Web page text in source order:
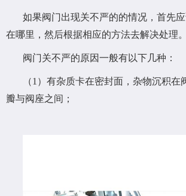
如果阀门出现关不严的的情况，首先
在哪里，然后根据相应的方法去解决处理。
阀门关不严的原因一般有以下几种：
（1）有杂质卡在密封面，杂物沉积在
瓣与阀座之间；